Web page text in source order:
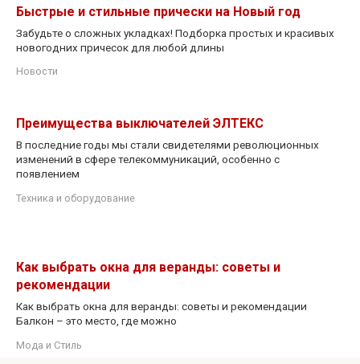
Быстрые и стильные прически на Новый год
Забудьте о сложных укладках! Подборка простых и красивых
новогодних причесок для любой длины
Новости
Преимущества выключателей ЭЛТЕКС
В последние годы мы стали свидетелями революционных
изменений в сфере телекоммуникаций, особенно с
появлением
Техника и оборудование
Как выбрать окна для веранды: советы и
рекомендации
Как выбрать окна для веранды: советы и рекомендации
Балкон – это место, где можно
Мода и Стиль